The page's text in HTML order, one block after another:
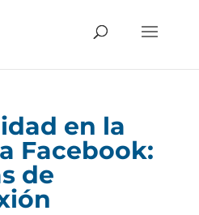
en la
Facebook:
de